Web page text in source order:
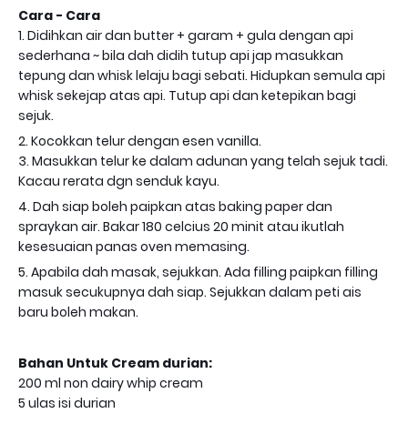
Cara - Cara
1. Didihkan air dan butter + garam + gula dengan api
sederhana ~ bila dah didih tutup api jap masukkan
tepung dan whisk lelaju bagi sebati. Hidupkan semula api
whisk sekejap atas api. Tutup api dan ketepikan bagi
sejuk.
2. Kocokkan telur dengan esen vanilla.
3. Masukkan telur ke dalam adunan yang telah sejuk tadi.
Kacau rerata dgn senduk kayu.
4. Dah siap boleh paipkan atas baking paper dan
spraykan air. Bakar 180 celcius 20 minit atau ikutlah
kesesuaian panas oven memasing.
5. Apabila dah masak, sejukkan. Ada filling paipkan filling
masuk secukupnya dah siap. Sejukkan dalam peti ais
baru boleh makan.
Bahan Untuk Cream durian:
200 ml non dairy whip cream
5 ulas isi durian